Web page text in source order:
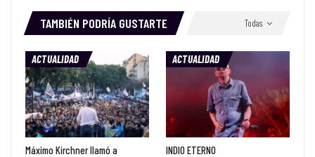
Todas
TAMBIÉN PODRÍA GUSTARTE
ACTUALIDAD
Máximo Kirchner llamó a
ACTUALIDAD
INDIO ETERNO